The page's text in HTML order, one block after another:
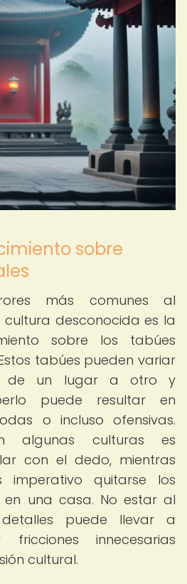
sobre
más comunes al
cultura desconocida es la
sobre los tabúes
tabúes pueden variar
de un lugar a otro y
puede resultar en
o incluso ofensivas.
algunas culturas es
con el dedo, mientras
quitarse los
una casa. No estar al
puede llevar a
fricciones innecesarias
cultural.